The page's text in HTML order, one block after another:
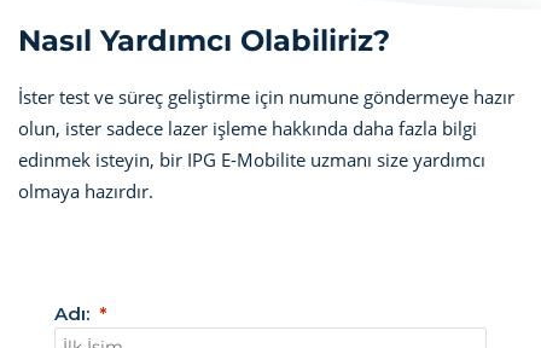
Nasıl Yardımcı Olabiliriz?
İster test ve süreç geliştirme için numune göndermeye hazır
olun, ister sadece lazer işleme hakkında daha fazla bilgi
edinmek isteyin, bir IPG E-Mobilite uzmanı size yardımcı
olmaya hazırdır.
Adı: